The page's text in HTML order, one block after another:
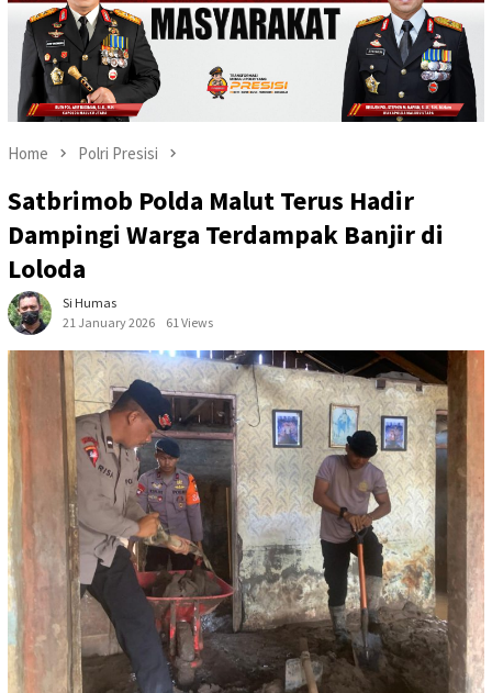
Home Polri Presisi
Satbrimob Polda Malut Terus Hadir
Dampingi Warga Terdampak Banjir di
Loloda
Si Humas
21 January 2026
61 Views